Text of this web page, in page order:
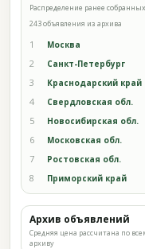
Распределение ранее
243 объявления из архива
1 Москва
2 Санкт-Петербург
3 Краснодарский край
4 Свердловская обл.
5 Новосибирская обл.
6 Московская обл.
7 Ростовская обл.
8 Приморский край
Архив объявлений
Средняя цена рассчитана по
архиву